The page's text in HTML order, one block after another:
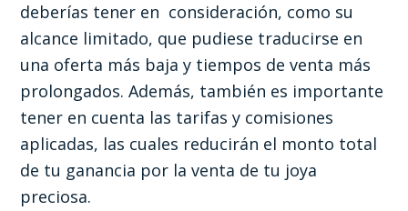
deberías tener en consideración, como su
alcance limitado, que pudiese traducirse en
una oferta más baja y tiempos de venta más
prolongados. Además, también es importante
tener en cuenta las tarifas y comisiones
aplicadas, las cuales reducirán el monto total
de tu ganancia por la venta de tu joya
preciosa.